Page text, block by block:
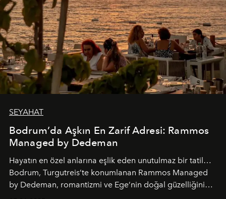
SEYAHAT
Bodrum’da Aşkın En Zarif Adresi: Rammos
Managed by Dedeman
Hayatın en özel anlarına eşlik eden unutulmaz bir tatil…
Bodrum, Turgutreis’te konumlanan Rammos Managed
by Dedeman, romantizmi ve Ege’nin doğal güzelliğini